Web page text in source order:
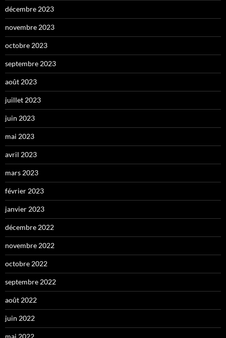
décembre 2023
novembre 2023
octobre 2023
septembre 2023
août 2023
juillet 2023
juin 2023
mai 2023
avril 2023
mars 2023
février 2023
janvier 2023
décembre 2022
novembre 2022
octobre 2022
septembre 2022
août 2022
juin 2022
mai 2022